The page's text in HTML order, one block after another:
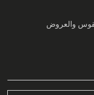
والعروض